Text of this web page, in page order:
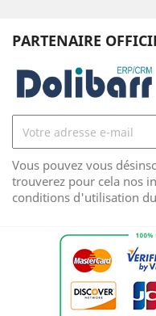
PARTENAIRE
Vous pouvez vous
trouverez pour cela nos
conditions d'utilisation